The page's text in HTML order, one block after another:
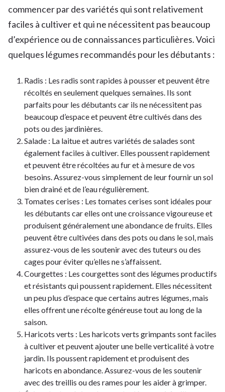
commencer par des variétés qui sont relativement
faciles à cultiver et qui ne nécessitent pas beaucoup
d’expérience ou de connaissances particulières. Voici
quelques légumes recommandés pour les débutants :
Radis : Les radis sont rapides à pousser et peuvent être
récoltés en seulement quelques semaines. Ils sont
parfaits pour les débutants car ils ne nécessitent pas
beaucoup d’espace et peuvent être cultivés dans des
pots ou des jardinières.
Salade : La laitue et autres variétés de salades sont
également faciles à cultiver. Elles poussent rapidement
et peuvent être récoltées au fur et à mesure de vos
besoins. Assurez-vous simplement de leur fournir un sol
bien drainé et de l’eau régulièrement.
Tomates cerises : Les tomates cerises sont idéales pour
les débutants car elles ont une croissance vigoureuse et
produisent généralement une abondance de fruits. Elles
peuvent être cultivées dans des pots ou dans le sol, mais
assurez-vous de les soutenir avec des tuteurs ou des
cages pour éviter qu’elles ne s’affaissent.
Courgettes : Les courgettes sont des légumes productifs
et résistants qui poussent rapidement. Elles nécessitent
un peu plus d’espace que certains autres légumes, mais
elles offrent une récolte généreuse tout au long de la
saison.
Haricots verts : Les haricots verts grimpants sont faciles
à cultiver et peuvent ajouter une belle verticalité à votre
jardin. Ils poussent rapidement et produisent des
haricots en abondance. Assurez-vous de les soutenir
avec des treillis ou des rames pour les aider à grimper.